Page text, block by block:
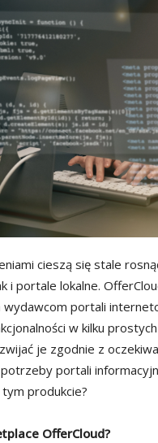
cieszą się stale
i portale lokalne.
wydawcom portali
w kilku
je zgodnie z
portali
produkcie?
OfferCloud?